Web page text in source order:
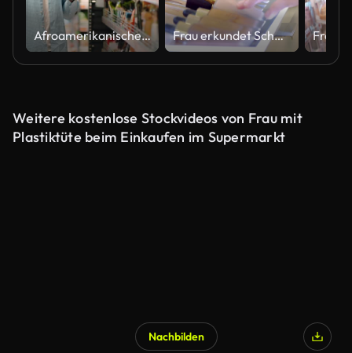
Afroamerikanischer Käufer liest die Zusammensetzung des Produkts Frau erkundet Schönheitsprodukte im Kosmetikgeschäft
Weitere kostenlose Stockvideos von Frau mit
Plastiktüte beim Einkaufen im Supermarkt
Nachbilden